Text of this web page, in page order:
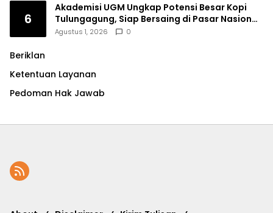
6
Akademisi UGM Ungkap Potensi Besar Kopi
Tulungagung, Siap Bersaing di Pasar Nasional
hingga Dunia
Agustus 1, 2026 0
Beriklan
Ketentuan Layanan
Pedoman Hak Jawab